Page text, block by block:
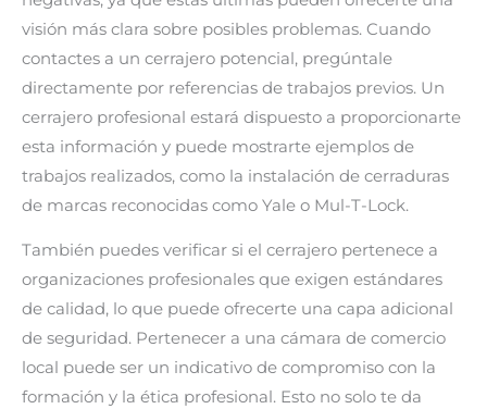
visión más clara sobre posibles problemas. Cuando
contactes a un cerrajero potencial, pregúntale
directamente por referencias de trabajos previos. Un
cerrajero profesional estará dispuesto a proporcionarte
esta información y puede mostrarte ejemplos de
trabajos realizados, como la instalación de cerraduras
de marcas reconocidas como Yale o Mul-T-Lock.
También puedes verificar si el cerrajero pertenece a
organizaciones profesionales que exigen estándares
de calidad, lo que puede ofrecerte una capa adicional
de seguridad. Pertenecer a una cámara de comercio
local puede ser un indicativo de compromiso con la
formación y la ética profesional. Esto no solo te da